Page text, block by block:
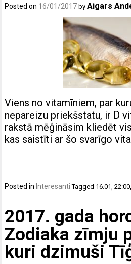
Posted on 16/01/2017 byAigars
Viens no vitamīniem, par
nepareizu priekšstatu, ir D
rakstā mēģināsim kliedēt
kas saistīti ar šo svarīgo
Posted in Interesanti Tagged 16.01 ,22:00
2017. gada
Zodiaka zīmju
kuri dzimuši